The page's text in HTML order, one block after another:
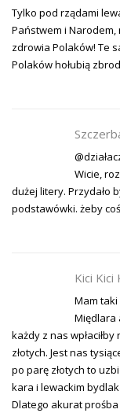
Tylko pod rządami
Państwem i Narodem,
zdrowia Polaków! Te
Polaków hołubią
Wicie,
dużej litery. Przydało
podstawówki. żeby
Kici Kici
Mam taki
Międlara
każdy z nas
złotych. Jest nas
po parę złotych to
kara i lewackim
Dlatego akurat